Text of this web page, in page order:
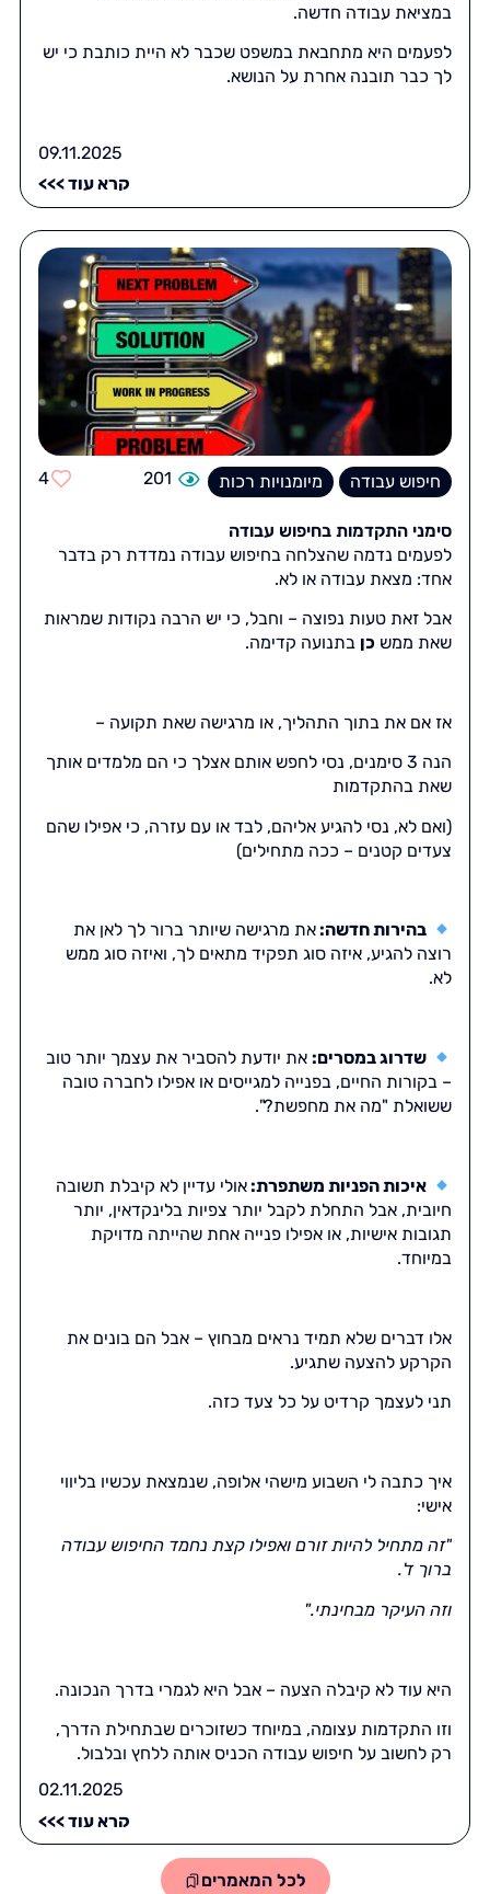
במציאת עבודה חדשה.
לפעמים היא מתחבאת במשפט שכבר לא היית כותבת כי יש
לך כבר תובנה אחרת על הנושא.
09.11.2025
קרא עוד >>>
חיפוש עבודה מיומנויות רכות 201
4
סימני התקדמות בחיפוש עבודה
לפעמים נדמה שהצלחה בחיפוש עבודה נמדדת רק בדבר
אחד: מצאת עבודה או לא.
אבל זאת טעות נפוצה – וחבל, כי יש הרבה נקודות שמראות
שאת ממשכן בתנועה קדימה.
אז אם את בתוך התהליך, או מרגישה שאת תקועה –
הנה 3 סימנים, נסי לחפש אותם אצלך כי הם מלמדים אותך
שאת בהתקדמות
(ואם לא, נסי להגיע אליהם, לבד או עם עזרה, כי אפילו שהם
צעדים קטנים – ככה מתחילים)
בהירות חדשה: את מרגישה שיותר ברור לך לאן את
רוצה להגיע, איזה סוג תפקיד מתאים לך, ואיזה סוג ממש
לא.
שדרוג במסרים: את יודעת להסביר את עצמך יותר טוב
– בקורות החיים, בפנייה למגייסים או אפילו לחברה טובה
ששואלת "מה את מחפשת?".
איכות הפניות משתפרת: אולי עדיין לא קיבלת תשובה
חיובית, אבל התחלת לקבל יותר צפיות בלינקדאין, יותר
תגובות אישיות, או אפילו פנייה אחת שהייתה מדויקת
במיוחד.
אלו דברים שלא תמיד נראים מבחוץ – אבל הם בונים את
הקרקע להצעה שתגיע.
תני לעצמך קרדיט על כל צעד כזה.
איך כתבה לי השבוע מישהי אלופה, שנמצאת עכשיו בליווי
אישי:
"זה מתחיל להיות זורם ואפילו קצת נחמד החיפוש עבודה
ברוך ד'.
וזה העיקר מבחינתי."
היא עוד לא קיבלה הצעה – אבל היא לגמרי בדרך הנכונה.
וזו התקדמות עצומה, במיוחד כשזוכרים שבתחילת הדרך,
רק לחשוב על חיפוש עבודה הכניס אותה ללחץ ובלבול.
02.11.2025
קרא עוד >>>
לכל המאמרים